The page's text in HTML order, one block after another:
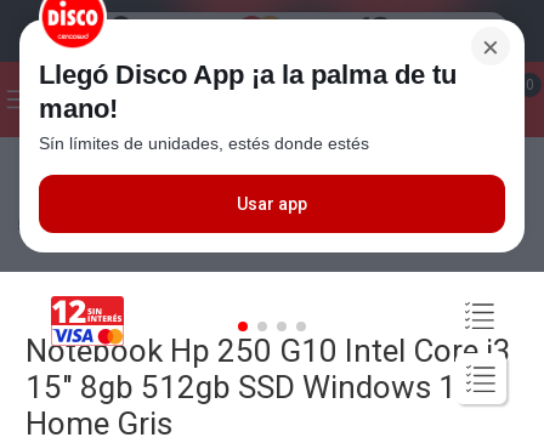
¡Hola! ¿Qué estas buscando? 0
Seleccioná el método de entrega
×
Llegó Disco App ¡a la palma de tu
mano!
Sín límites de unidades, estés donde estés
Usar app
Notebook Hp 250 G10 Intel Core i3 15" 8gb
512gb SSD Windows 11 Home Gris
Notebook Hp 250 G10 Intel Core i3
15" 8gb 512gb SSD Windows 11
Home Gris
Yerba
5
Cerveza
6.
Carne